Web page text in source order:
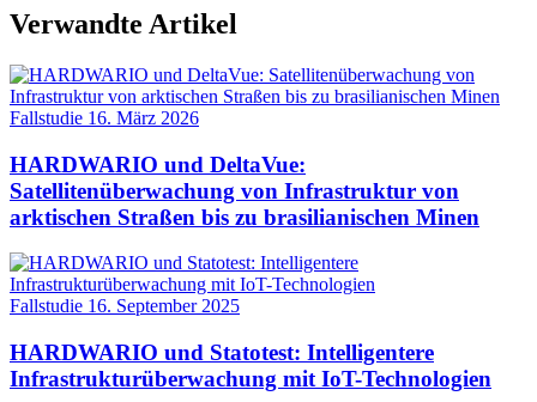
Verwandte Artikel
Fallstudie 16. März 2026
HARDWARIO und DeltaVue:
Satellitenüberwachung von Infrastruktur von
arktischen Straßen bis zu brasilianischen Minen
Fallstudie 16. September 2025
HARDWARIO und Statotest: Intelligentere
Infrastrukturüberwachung mit IoT-Technologien